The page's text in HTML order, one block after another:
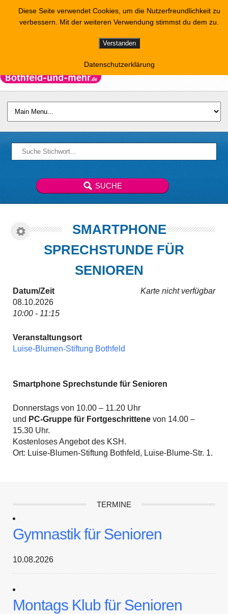
SMARTPHONE
SPRECHSTUNDE FÜR
SENIOREN
Karte nicht verfügbar
Datum/Zeit
08.10.2026
10:00 - 11:15
Veranstaltungsort
Luise-Blumen-Stiftung Bothfeld
Smartphone Sprechstunde für Senioren
Donnerstags von 10.00 – 11.20 Uhr
und PC-Gruppe für Fortgeschrittene von 14.00 –
15.30 Uhr.
Kostenloses Angebot des KSH.
Ort: Luise-Blumen-Stiftung Bothfeld, Luise-Blume-Str. 1.
TERMINE
Gymnastik für Senioren
10.08.2026
Montags Klub für Senioren
Diese Seite verwendet Cookies, um die Nutzerfreundlichkeit zu
verbessern. Mit der weiteren Verwendung stimmst du dem zu.
Verstanden
Datenschutzerklärung